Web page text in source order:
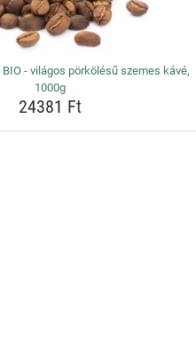
BIO - világos pörkölésű szemes kávé,
1000g
24381 Ft